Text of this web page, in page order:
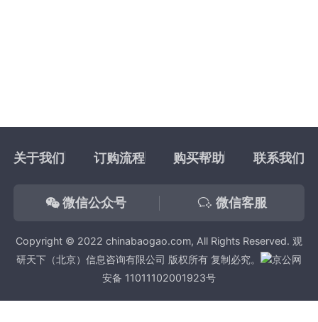
关于我们 订购流程 购买帮助 联系我们
微信公众号 微信客服
Copyright © 2022 chinabaogao.com, All Rights Reserved. 观
研天下（北京）信息咨询有限公司 版权所有 复制必究。
京公网
安备 11011102001923号